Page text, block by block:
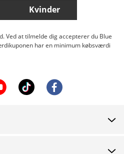
Kvinder
Ved at tilmelde dig accepterer du Blue
har en minimum købsværdi